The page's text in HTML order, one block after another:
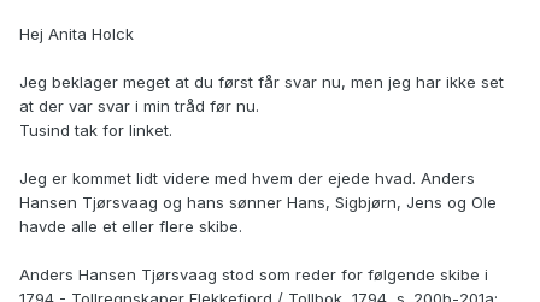
Hej Anita Holck
Jeg beklager meget at du først får svar nu, men jeg har ikke set
at der var svar i min tråd før nu.
Tusind tak for linket.
Jeg er kommet lidt videre med hvem der ejede hvad. Anders
Hansen Tjørsvaag og hans sønner Hans, Sigbjørn, Jens og Ole
havde alle et eller flere skibe.
Anders Hansen Tjørsvaag stod som reder for følgende skibe i